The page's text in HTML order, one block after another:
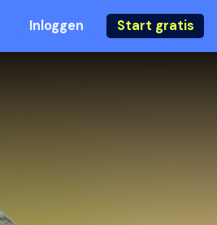
Inloggen Start gratis